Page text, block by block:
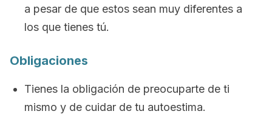
a pesar de que estos sean muy diferentes a
los que tienes tú.
Obligaciones
Tienes la obligación de preocuparte de ti
mismo y de cuidar de tu autoestima.